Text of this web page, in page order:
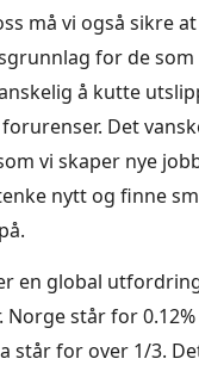
må vi også sikre
for de
å kutte
Det
vi skaper nye
nytt og finne
en global
Norge står for
står for over 1/3.